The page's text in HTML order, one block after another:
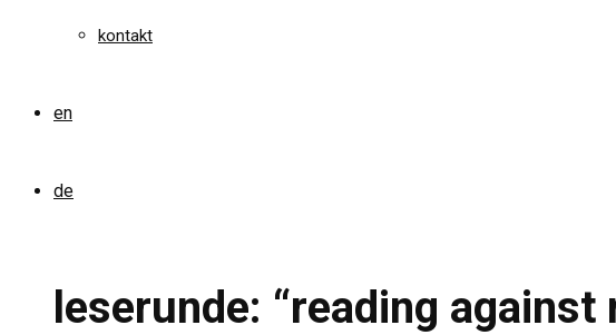
kontakt
en
de
leserunde: “reading against